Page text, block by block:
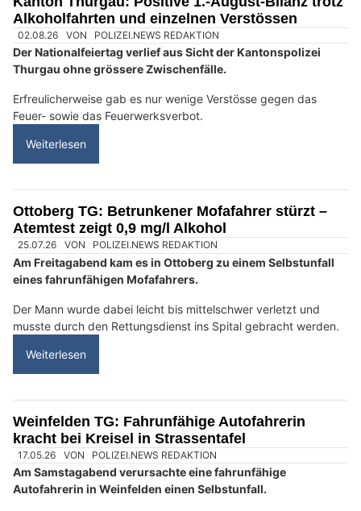
ein und kracht in Mittelleitplanke
08.08.26 VON POLIZEI.NEWS REDAKTION